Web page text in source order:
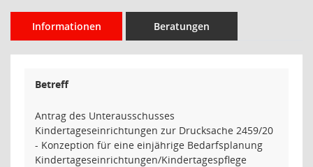
Informationen Beratungen
Betreff
Antrag des Unterausschusses
Kindertageseinrichtungen zur Drucksache 2459/20
- Konzeption für eine einjährige Bedarfsplanung
Kindertageseinrichtungen/Kindertagespflege